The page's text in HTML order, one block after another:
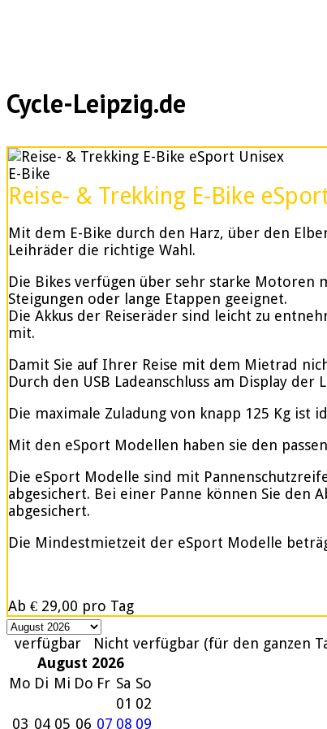
Cycle-Leipzig.de
E-Bike
Reise- & Trekking E-Bike
Mit dem E-Bike durch den Harz, über den
Leihräder die richtige Wahl.
Die Bikes verfügen über sehr starke Motoren
Steigungen oder lange Etappen geeignet.
Die Akkus der Reiseräder sind leicht zu
mit.
Damit Sie auf Ihrer Reise mit dem Mietrad
Durch den USB Ladeanschluss am Display
Die maximale Zuladung von knapp 125 Kg ist
Mit den eSport Modellen haben sie den
Die eSport Modelle sind mit
abgesichert. Bei einer Panne können Sie den
abgesichert.
Die Mindestmietzeit der eSport Modelle
Ab € 29,00 pro Tag
verfügbar
Nicht verfügbar (für den ganzen
August 2026
Mo Di Mi Do Fr Sa So
01 02
03 04 05 06 07 08 09